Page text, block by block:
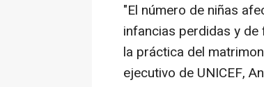
"El número de niñas
infancias perdidas y
la práctica del
ejecutivo de UNICEF,